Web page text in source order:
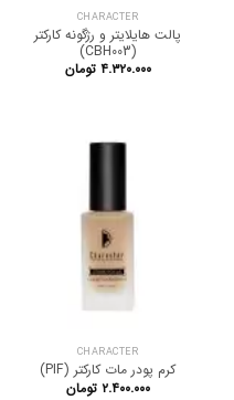
CHARACTER
پالت هایلایتر و رژگونه کارکتر
(CBH003)
۴.۳۲۰.۰۰۰ تومان
CHARACTER
کرم پودر مات کارکتر (PIF)
۲.۴۰۰.۰۰۰ تومان